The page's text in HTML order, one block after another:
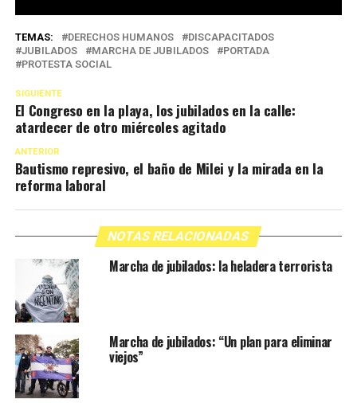
TEMAS: DERECHOS HUMANOS
DISCAPACITADOS
JUBILADOS
MARCHA DE JUBILADOS
PORTADA
PROTESTA SOCIAL
SIGUIENTE
El Congreso en la playa, los jubilados en la calle:
atardecer de otro miércoles agitado
ANTERIOR
Bautismo represivo, el baño de Milei y la mirada en la
reforma laboral
NOTAS RELACIONADAS
Marcha de jubilados: la heladera terrorista
Marcha de jubilados: “Un plan para eliminar
viejos”